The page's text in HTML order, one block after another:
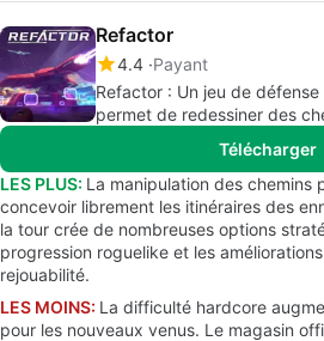
Refactor
4.4 Payant
Refactor : Un jeu de
permet de redessiner des
Télécharger
LES PLUS: La manipulation des chemins
concevoir librement les itinéraires des
la tour crée de nombreuses options
progression roguelike et les
rejouabilité.
LES MOINS: La difficulté hardcore
pour les nouveaux venus. Le magasin